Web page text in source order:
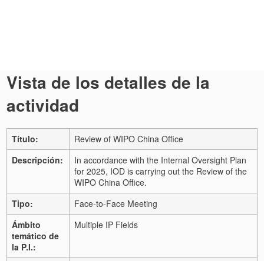
Vista de los detalles de la
actividad
Título:
Review of WIPO China Office
Descripción:
In accordance with the Internal Oversight Plan
for 2025, IOD is carrying out the Review of the
WIPO China Office.
Tipo:
Face-to-Face Meeting
Ámbito
temático de
la P.I.:
Multiple IP Fields